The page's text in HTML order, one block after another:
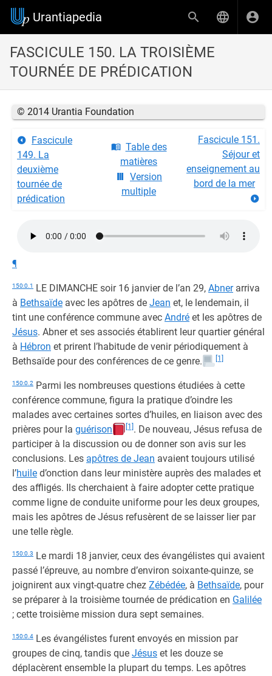
Urantiapedia
FASCICULE 150. LA TROISIÈME
TOURNÉE DE PRÉDICATION
© 2014 Urantia Foundation
Fascicule
149. La
deuxième
tournée de
prédication
Table des
matières
Version
multiple
Fascicule 151.
Séjour et
enseignement au
bord de la mer
¶
150:0.1 LE DIMANCHE soir 16 janvier de l’an 29, Abnerarriva
à Bethsaïde avec les apôtres de Jean et, le lendemain, il
tint une conférence commune avec André et les apôtres de
Jésus. Abner et ses associés établirent leur quartier général
à Hébron et prirent l’habitude de venir périodiquement à
Bethsaïde pour des conférences de ce genre.
[1]
150:0.2 Parmi les nombreuses questions étudiées à cette
conférence commune, figura la pratique d’oindre les
malades avec certaines sortes d’huiles, en liaison avec des
prières pour la guérison [1] . De nouveau, Jésus refusa de
participer à la discussion ou de donner son avis sur les
conclusions. Les apôtres de Jean avaient toujours utilisé
l’huile d’onction dans leur ministère auprès des malades et
des affligés. Ils cherchaient à faire adopter cette pratique
comme ligne de conduite uniforme pour les deux groupes,
mais les apôtres de Jésus refusèrent de se laisser lier par
une telle règle.
150:0.3 Le mardi 18 janvier, ceux des évangélistes qui avaient
passé l’épreuve, au nombre d’environ soixante-quinze, se
joignirent aux vingt-quatre chez Zébédée, à Bethsaïde, pour
se préparer à la troisième tournée de prédication en Galilée
; cette troisième mission dura sept semaines.
150:0.4 Les évangélistes furent envoyés en mission par
groupes de cinq, tandis que Jésus et les douze se
déplacèrent ensemble la plupart du temps. Les apôtres